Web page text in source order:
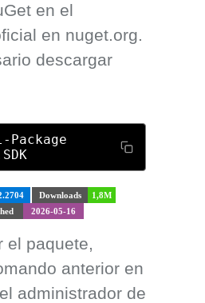
en el
en nuget.org.
descargar
Downloads
1,8M
2026-05-16
el paquete,
anterior en
administrador de